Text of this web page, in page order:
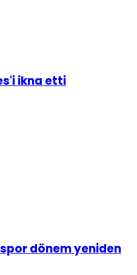
ikna etti
dönem yeniden